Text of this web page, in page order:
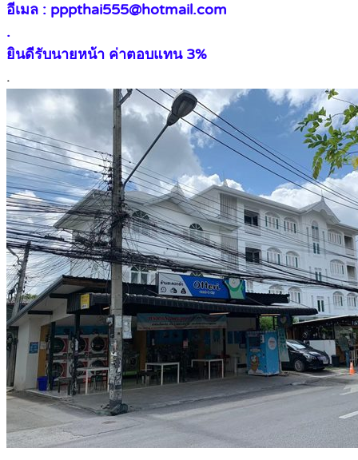
อีเมล : pppthai555@hotmail.com
.
ยินดีรับนายหน้า ค่าตอบแทน 3%
.